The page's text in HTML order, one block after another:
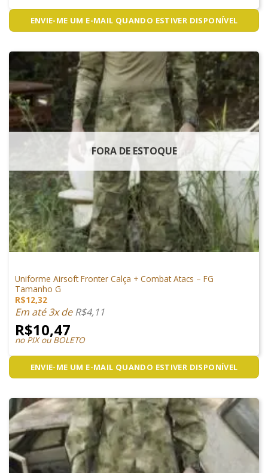
ENVIE-ME UM E-MAIL QUANDO ESTIVER DISPONÍVEL
FORA DE ESTOQUE
Uniforme Airsoft Fronter Calça + Combat Atacs – FG
Tamanho G
R$12,32
Em até 3x deR$4,11
R$10,47
no PIX ou BOLETO
ENVIE-ME UM E-MAIL QUANDO ESTIVER DISPONÍVEL